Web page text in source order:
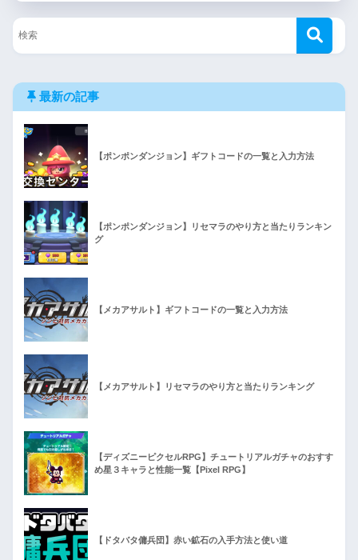
最新の記事
【ポンポンダンジョン】ギフトコードの一覧と入力方法
【ポンポンダンジョン】リセマラのやり方と当たりランキン
グ
【メカアサルト】ギフトコードの一覧と入力方法
【メカアサルト】リセマラのやり方と当たりランキング
【ディズニーピクセルRPG】チュートリアルガチャのおすす
め星３キャラと性能一覧【Pixel RPG】
【ドタバタ傭兵団】赤い鉱石の入手方法と使い道